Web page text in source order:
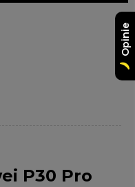
P30 Pro
Opinie